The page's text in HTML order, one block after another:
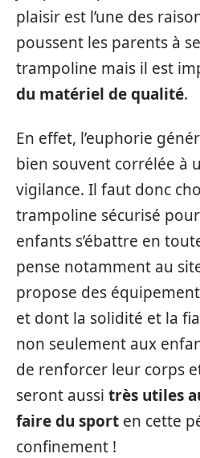
plaisir est l’une des
poussent les parents à
trampoline mais il est
du matériel de qualité.
En effet, l’euphorie
bien souvent corrélée à
vigilance. Il faut donc
trampoline sécurisé
enfants s’ébattre en
pense notamment au
propose des
et dont la solidité et la
non seulement aux
de renforcer leur corps
seront aussi très utiles
faire du sport en cette
confinement !